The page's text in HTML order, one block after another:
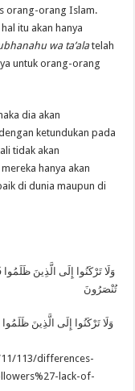
orang-orang Islam.
itu akan hanya
wa ta’alatelah
untuk orang-orang
dia akan
ketundukan pada
tidak akan
hanya akan
di dunia maupun di
وَلَا تَرْكَنُوا إِلَى الَّذِينَ
تُنْصَرُونَ
وَلَا تَرْكَنُوا إِلَى الَّذِينَ
113/differences-
lack-of-